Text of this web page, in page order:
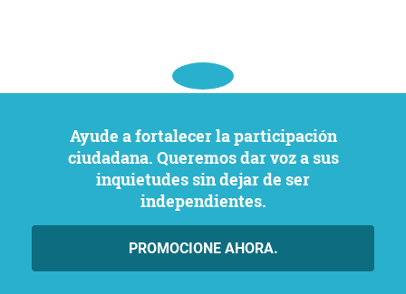
Ayude a fortalecer la participación
ciudadana. Queremos dar voz a sus
inquietudes sin dejar de ser
independientes.
PROMOCIONE AHORA.